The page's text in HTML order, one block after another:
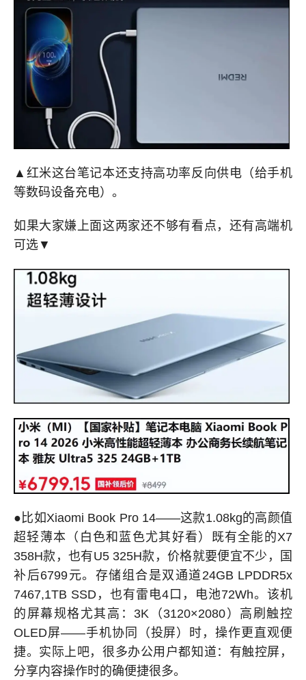
▲红米这台笔记本还支持高功率反向供电（给手机
等数码设备充电）。
如果大家嫌上面这两家还不够有看点，还有高端机
可选▼
●比如Xiaomi Book Pro 14——这款1.08kg的高颜值
超轻薄本（白色和蓝色尤其好看）既有全能的X7
358H款，也有U5 325H款，价格就要便宜不少，国
补后6799元。存储组合是双通道24GB LPDDR5x
7467,1TB SSD，也有雷电4口，电池72Wh。该机
的屏幕规格尤其高：3K（3120×2080）高刷触控
OLED屏——手机协同（投屏）时，操作更直观便
捷。实际上吧，很多办公用户都知道：有触控屏，
分享内容操作时的确便捷很多。